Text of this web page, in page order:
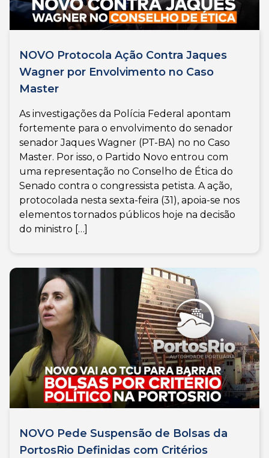
NOVO Protocola Ação Contra Jaques
Wagner por Envolvimento no Caso
Master
As investigações da Polícia Federal apontam
fortemente para o envolvimento do senador
senador Jaques Wagner (PT-BA) no no Caso
Master. Por isso, o Partido Novo entrou com
uma representação no Conselho de Ética do
Senado contra o congressista petista. A ação,
protocolada nesta sexta-feira (31), apoia-se nos
elementos tornados públicos hoje na decisão
do ministro […]
NOVO Pede Suspensão de Bolsas da
PortosRio Definidas com Critérios